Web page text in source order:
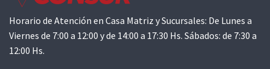
Horario de Atención en Casa Matriz y Sucursales: De Lunes a
Viernes de 7:00 a 12:00 y de 14:00 a 17:30 Hs. Sábados: de 7:30 a
12:00 Hs.